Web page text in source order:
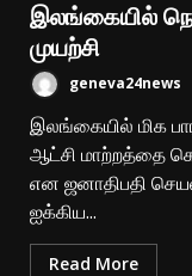
இலங்கையில்
முயற்சி
geneva24news
இலங்கையில் மிக
ஆட்சி மாற்றத்தை
என ஜனாதிபதி
ஐக்கிய...
Read More